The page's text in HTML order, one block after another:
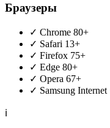
Браузеры
✓ Chrome 80+
✓ Safari 13+
✓ Firefox 75+
✓ Edge 80+
✓ Opera 67+
✓ Samsung Internet
ℹ️